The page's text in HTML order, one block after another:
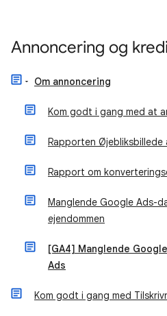
Annoncering og
Om annoncering
Kom godt i gang med at
Rapporten Øjebliksbillede
Rapport om
Manglende Google Ads-
ejendommen
[GA4] Manglende
Ads
Kom godt i gang med